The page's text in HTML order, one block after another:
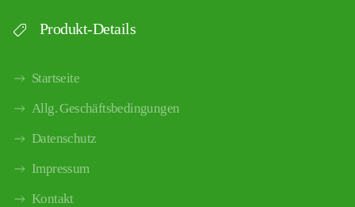
Produkt-Details
Startseite
Allg. Geschäftsbedingungen
Datenschutz
Impressum
Kontakt